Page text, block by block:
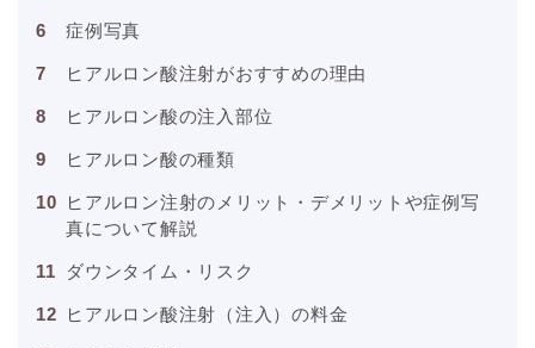
症例写真
ヒアルロン酸注射がおすすめの理由
ヒアルロン酸の注入部位
ヒアルロン酸の種類
ヒアルロン注射のメリット・デメリットや症例写
真について解説
ダウンタイム・リスク
ヒアルロン酸注射（注入）の料金